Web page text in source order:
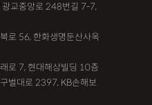
광교중앙로 248번길 7-7,
로 56, 한화생명둔산사옥
로 7, 현대해상빌딩 10층
벌대로 2397, KB손해보